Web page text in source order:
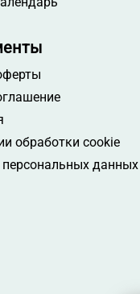
обработки cookie